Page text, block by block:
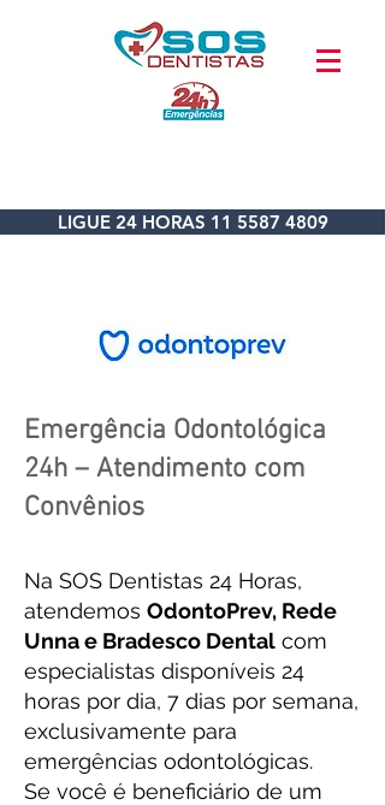
LIGUE 24 HORAS 11 5587 4809
Emergência Odontológica
24h – Atendimento com
Convênios
Na SOS Dentistas 24 Horas,
atendemos OdontoPrev, Rede
Unna e Bradesco Dental com
especialistas disponíveis 24
horas por dia, 7 dias por semana,
exclusivamente para
emergências odontológicas.
Se você é beneficiário de um